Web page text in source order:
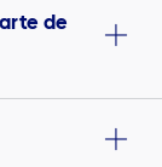
de